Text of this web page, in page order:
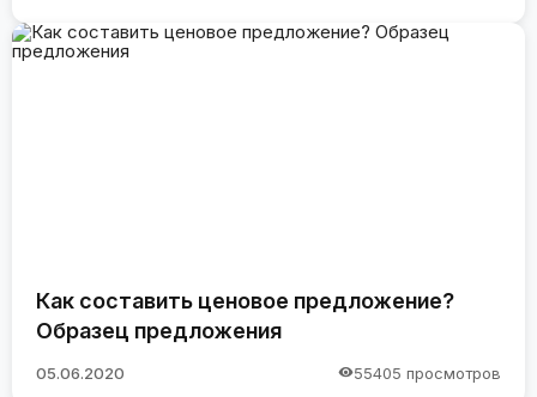
Как составить ценовое предложение?
Образец предложения
05.06.2020 55405 просмотров